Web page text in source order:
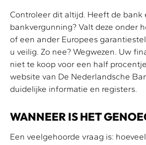
Controleer dit altijd. Heeft de bank
bankvergunning? Valt deze onder
of een ander Europees
u veilig. Zo nee? Wegwezen. Uw
niet te koop voor een half
website van De Nederlandsche
duidelijke informatie en registers.
WANNEER IS HET
Een veelgehoorde vraag is: